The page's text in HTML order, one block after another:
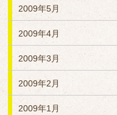
2009年5月
2009年4月
2009年3月
2009年2月
2009年1月